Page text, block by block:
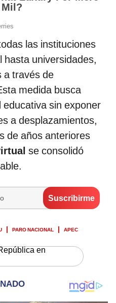
las instituciones
hasta universidades,
a través de
medida busca
sin exponer
a desplazamientos,
de años anteriores
se consolidó
PARO NACIONAL APEC
en